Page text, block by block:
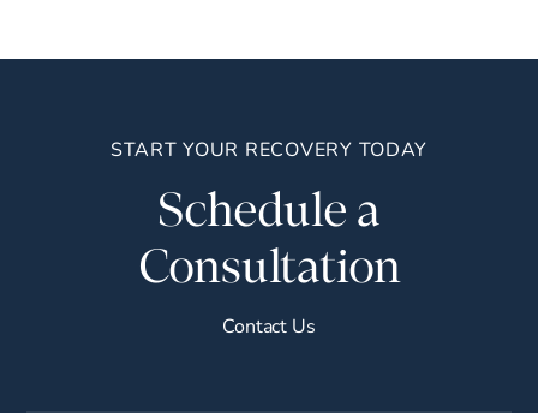
START YOUR RECOVERY TODAY
Schedule a
Consultation
Contact Us